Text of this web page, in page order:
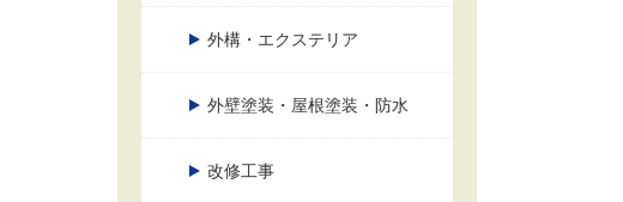
外構・エクステリア
外壁塗装・屋根塗装・防水
改修工事